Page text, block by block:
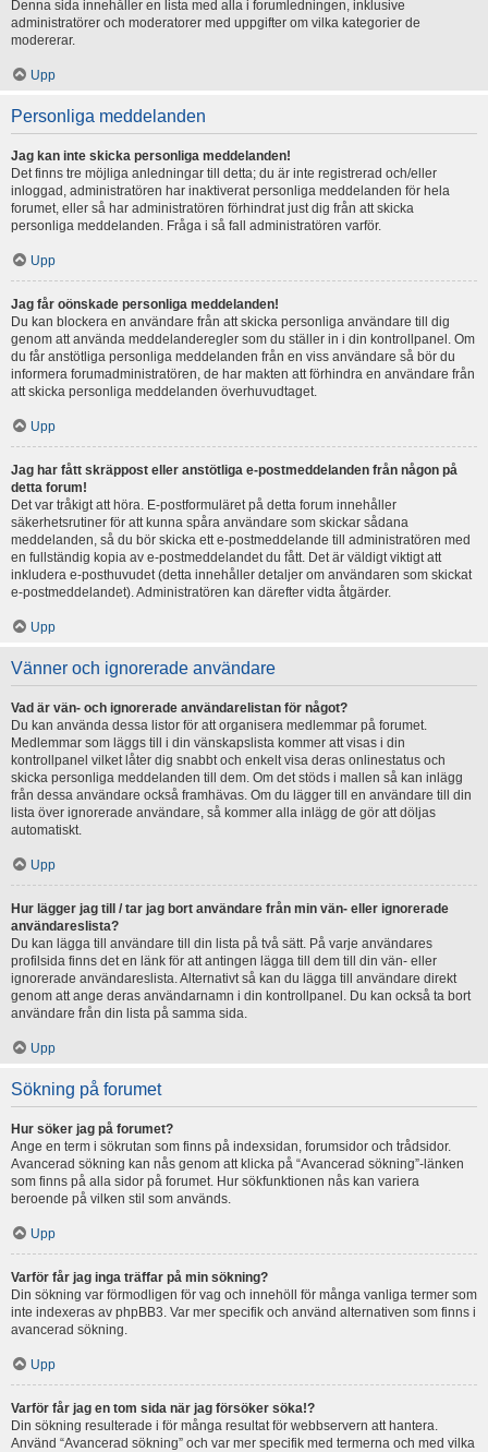
Denna sida innehåller en lista med alla i forumledningen, inklusive
administratörer och moderatorer med uppgifter om vilka kategorier de
modererar.
Upp
Personliga meddelanden
Jag kan inte skicka personliga meddelanden!
Det finns tre möjliga anledningar till detta; du är inte registrerad och/eller
inloggad, administratören har inaktiverat personliga meddelanden för hela
forumet, eller så har administratören förhindrat just dig från att skicka
personliga meddelanden. Fråga i så fall administratören varför.
Upp
Jag får oönskade personliga meddelanden!
Du kan blockera en användare från att skicka personliga användare till dig
genom att använda meddelanderegler som du ställer in i din kontrollpanel. Om
du får anstötliga personliga meddelanden från en viss användare så bör du
informera forumadministratören, de har makten att förhindra en användare från
att skicka personliga meddelanden överhuvudtaget.
Upp
Jag har fått skräppost eller anstötliga e-postmeddelanden från någon på
detta forum!
Det var tråkigt att höra. E-postformuläret på detta forum innehåller
säkerhetsrutiner för att kunna spåra användare som skickar sådana
meddelanden, så du bör skicka ett e-postmeddelande till administratören med
en fullständig kopia av e-postmeddelandet du fått. Det är väldigt viktigt att
inkludera e-posthuvudet (detta innehåller detaljer om användaren som skickat
e-postmeddelandet). Administratören kan därefter vidta åtgärder.
Upp
Vänner och ignorerade användare
Vad är vän- och ignorerade användarelistan för något?
Du kan använda dessa listor för att organisera medlemmar på forumet.
Medlemmar som läggs till i din vänskapslista kommer att visas i din
kontrollpanel vilket låter dig snabbt och enkelt visa deras onlinestatus och
skicka personliga meddelanden till dem. Om det stöds i mallen så kan inlägg
från dessa användare också framhävas. Om du lägger till en användare till din
lista över ignorerade användare, så kommer alla inlägg de gör att döljas
automatiskt.
Upp
Hur lägger jag till / tar jag bort användare från min vän- eller ignorerade
användareslista?
Du kan lägga till användare till din lista på två sätt. På varje användares
profilsida finns det en länk för att antingen lägga till dem till din vän- eller
ignorerade användareslista. Alternativt så kan du lägga till användare direkt
genom att ange deras användarnamn i din kontrollpanel. Du kan också ta bort
användare från din lista på samma sida.
Upp
Sökning på forumet
Hur söker jag på forumet?
Ange en term i sökrutan som finns på indexsidan, forumsidor och trådsidor.
Avancerad sökning kan nås genom att klicka på “Avancerad sökning”-länken
som finns på alla sidor på forumet. Hur sökfunktionen nås kan variera
beroende på vilken stil som används.
Upp
Varför får jag inga träffar på min sökning?
Din sökning var förmodligen för vag och innehöll för många vanliga termer som
inte indexeras av phpBB3. Var mer specifik och använd alternativen som finns i
avancerad sökning.
Upp
Varför får jag en tom sida när jag försöker söka!?
Din sökning resulterade i för många resultat för webbservern att hantera.
Använd “Avancerad sökning” och var mer specifik med termerna och med vilka